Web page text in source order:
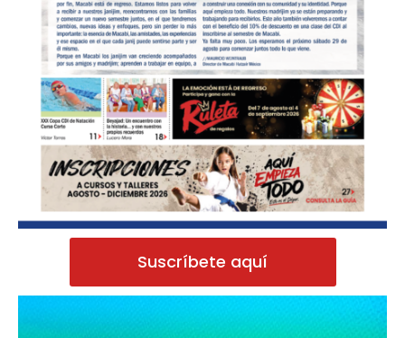
Suscríbete aquí